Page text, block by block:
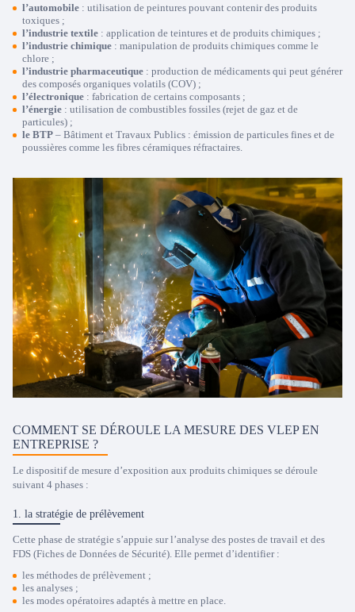
l’automobile : utilisation de peintures pouvant contenir des produits
toxiques ;
l’industrie textile : application de teintures et de produits chimiques ;
l’industrie chimique : manipulation de produits chimiques comme le
chlore ;
l’industrie pharmaceutique : production de médicaments qui peut générer
des composés organiques volatils (COV) ;
l’électronique : fabrication de certains composants ;
l’énergie : utilisation de combustibles fossiles (rejet de gaz et de
particules) ;
le BTP – Bâtiment et Travaux Publics : émission de particules fines et de
poussières comme les fibres céramiques réfractaires.
COMMENT SE DÉROULE LA MESURE DES VLEP EN
ENTREPRISE ?
Le dispositif de mesure d’exposition aux produits chimiques se déroule
suivant 4 phases :
1. la stratégie de prélèvement
Cette phase de stratégie s’appuie sur l’analyse des postes de travail et des
FDS (Fiches de Données de Sécurité). Elle permet d’identifier :
les méthodes de prélèvement ;
les analyses ;
les modes opératoires adaptés à mettre en place.